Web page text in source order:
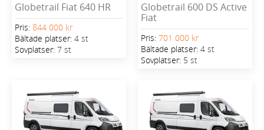
Globetrail Fiat 640 HR
Pris: 844 000 kr
Bältade platser: 4 st
Sovplatser: 7 st
Globetrail 600 DS Active
Fiat
Pris: 701 000 kr
Bältade platser: 4 st
Sovplatser: 5 st